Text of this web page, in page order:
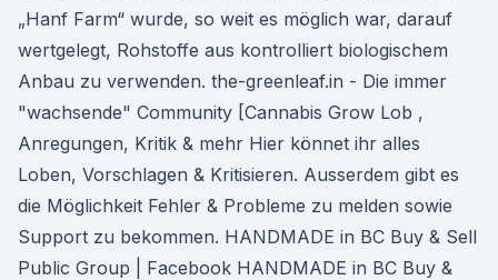
„Hanf Farm“ wurde, so weit es möglich war, darauf
wertgelegt, Rohstoffe aus kontrolliert biologischem
Anbau zu verwenden. the-greenleaf.in - Die immer
"wachsende" Community [Cannabis Grow Lob ,
Anregungen, Kritik & mehr Hier könnet ihr alles
Loben, Vorschlagen & Kritisieren. Ausserdem gibt es
die Möglichkeit Fehler & Probleme zu melden sowie
Support zu bekommen. HANDMADE in BC Buy & Sell
Public Group | Facebook HANDMADE in BC Buy &